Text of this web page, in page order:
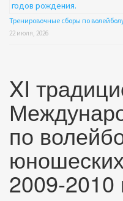
Тренировочные сборы по
22 июля, 2026
XI
по
2009-2010